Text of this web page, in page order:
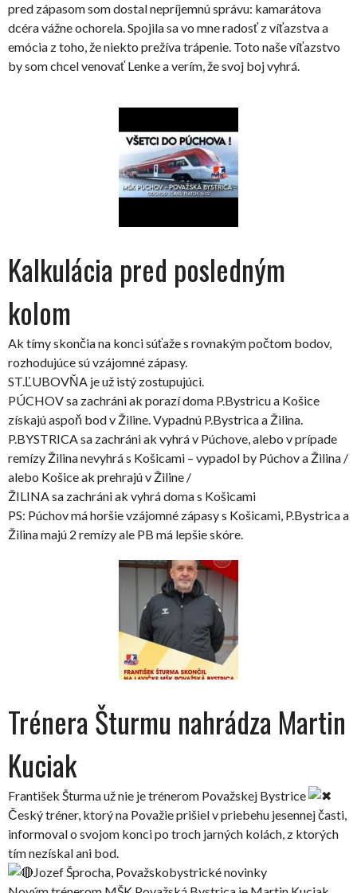
pred zápasom som dostal nepríjemnú správu: kamarátova
dcéra vážne ochorela. Spojila sa vo mne radosť z víťazstva a
emócia z toho, že niekto prežíva trápenie. Toto naše víťazstvo
by som chcel venovať Lenke a verím, že svoj boj vyhrá.
Kalkulácia pred posledným
kolom
Ak tímy skončia na konci súťaže s rovnakým počtom bodov,
rozhodujúce sú vzájomné zápasy.
ST.ĽUBOVŇA je už istý zostupujúci.
PÚCHOV sa zachráni ak porazí doma P.Bystricu a Košice
získajú aspoň bod v Žiline. Vypadnú P.Bystrica a Žilina.
P.BYSTRICA sa zachráni ak vyhrá v Púchove, alebo v prípade
remízy Žilina nevyhrá s Košicami – vypadol by Púchov a Žilina /
alebo Košice ak prehrajú v Žiline /
ŽILINA sa zachráni ak vyhrá doma s Košicami
PS: Púchov má horšie vzájomné zápasy s Košicami, P.Bystrica a
Žilina majú 2 remízy ale PB má lepšie skóre.
Trénera Šturmu nahrádza Martin
Kuciak
František Šturma už nie je trénerom Považskej Bystrice
Český tréner, ktorý na Považie prišiel v priebehu jesennej časti,
informoval o svojom konci po troch jarných kolách, z ktorých
tím nezískal ani bod.
Jozef Šprocha, Považskobystrické novinky